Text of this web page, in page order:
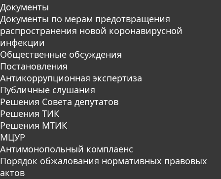
Документы
Документы по мерам предотвращения
распространения новой коронавирусной
инфекции
Общественные обсуждения
Постановления
Антикоррупционная экспертиза
Публичные слушания
Решения Совета депутатов
Решения ТИК
Решения МТИК
МЦУР
Антимонопольный комплаенс
Порядок обжалования нормативных правовых
актов